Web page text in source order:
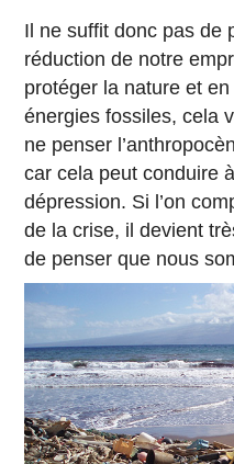
Il ne suffit donc pas de
réduction de notre
protéger la nature et
énergies fossiles, cela
ne penser
car cela peut conduire
dépression. Si l’on
de la crise, il devient
de penser que nous